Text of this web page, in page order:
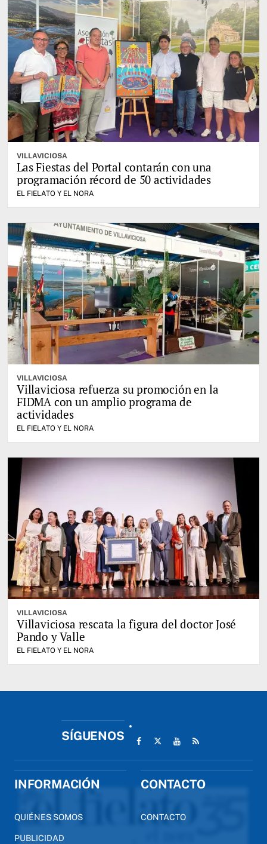
VILLAVICIOSA
Las Fiestas del Portal contarán con una
programación récord de 50 actividades
EL FIELATO Y EL NORA
VILLAVICIOSA
Villaviciosa refuerza su promoción en la
FIDMA con un amplio programa de
actividades
EL FIELATO Y EL NORA
VILLAVICIOSA
Villaviciosa rescata la figura del doctor José
Pando y Valle
EL FIELATO Y EL NORA
SÍGUENOS
INFORMACIÓN
QUIÉNES SOMOS
PUBLICIDAD
CONTACTO
CONTACTO